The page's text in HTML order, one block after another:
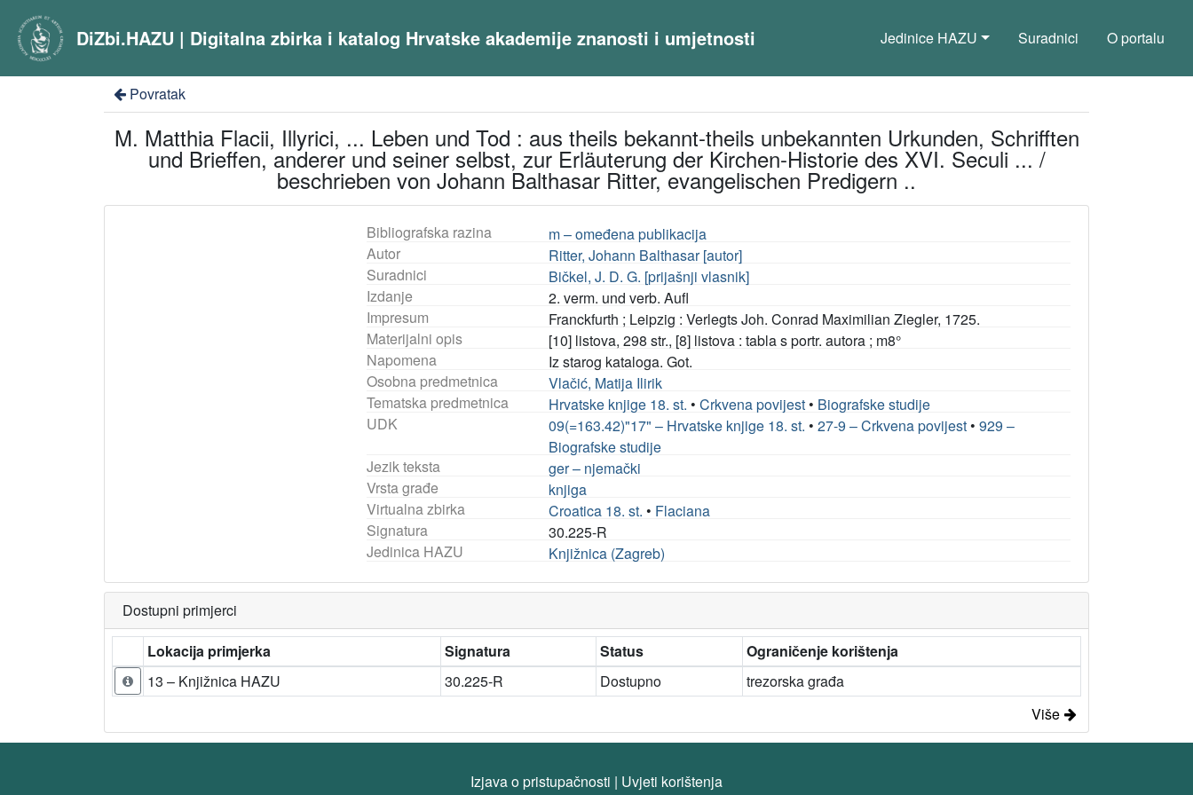
DiZbi.HAZU | Digitalna zbirka i katalog Hrvatske akademije znanosti i umjetnosti Jedinice HAZU Suradnici O portalu
Povratak
M. Matthia Flacii, Illyrici, ... Leben und Tod : aus theils bekannt-theils unbekannten Urkunden, Schrifften
und Brieffen, anderer und seiner selbst, zur Erläuterung der Kirchen-Historie des XVI. Seculi ... /
beschrieben von Johann Balthasar Ritter, evangelischen Predigern ..
Bibliografska razina
m – omeđena publikacija
Autor
Ritter, Johann Balthasar [autor]
Suradnici
Bičkel, J. D. G. [prijašnji vlasnik]
Izdanje
2. verm. und verb. Aufl
Impresum
Franckfurth ; Leipzig : Verlegts Joh. Conrad Maximilian Ziegler, 1725.
Materijalni opis
[10] listova, 298 str., [8] listova : tabla s portr. autora ; m8°
Napomena
Iz starog kataloga. Got.
Osobna predmetnica
Vlačić, Matija Ilirik
Tematska predmetnica
Hrvatske knjige 18. st. •Crkvena povijest • Biografske studije
UDK
09(=163.42)"17" – Hrvatske knjige 18. st. •27-9 – Crkvena povijest •929 –
Biografske studije
Jezik teksta
ger – njemački
Vrsta građe
knjiga
Virtualna zbirka
Croatica 18. st. • Flaciana
Signatura
30.225-R
Jedinica HAZU
Knjižnica (Zagreb)
Dostupni primjerci
Lokacija primjerka
Signatura Status
Ograničenje korištenja
13 – Knjižnica HAZU
30.225-R Dostupno
trezorska građa
Više
Izjava o pristupačnosti | Uvjeti korištenja